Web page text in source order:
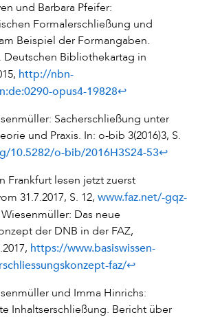
und Barbara Pfeifer:
Formalerschließung und
Beispiel der Formangaben.
Deutschen Bibliothekartag in
http://nbn-
opus4-19828↩
Sacherschließung unter
und Praxis. In: o-bib 3(2016)3, S.
10.5282/o-bib/2016H3S24-53↩
Frankfurt lesen jetzt zuerst
31.7.2017, S. 12, www.faz.net/-gqz-
Das neue
der DNB in der FAZ,
https://www.basiswissen-
faz/↩
und Imma Hinrichs:
Inhaltserschließung. Bericht über